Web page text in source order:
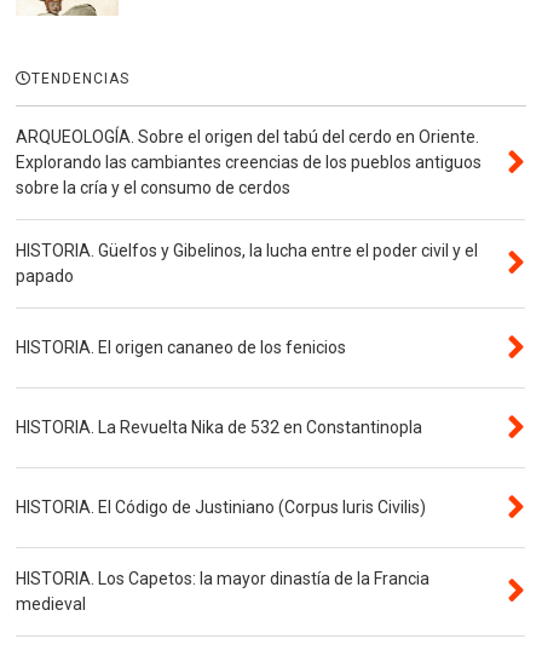
TENDENCIAS
ARQUEOLOGÍA. Sobre el origen del tabú del cerdo en Oriente.
Explorando las cambiantes creencias de los pueblos antiguos
sobre la cría y el consumo de cerdos
HISTORIA. Güelfos y Gibelinos, la lucha entre el poder civil y el
papado
HISTORIA. El origen cananeo de los fenicios
HISTORIA. La Revuelta Nika de 532 en Constantinopla
HISTORIA. El Código de Justiniano (Corpus Iuris Civilis)
HISTORIA. Los Capetos: la mayor dinastía de la Francia
medieval